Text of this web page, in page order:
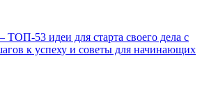
ТОП-53 идеи для старта своего дела с
к успеху и советы для начинающих